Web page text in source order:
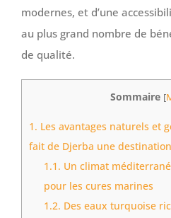
modernes, et d’une
au plus grand nombre de
de qualité.
Sommaire [
1. Les avantages naturels et
fait de Djerba une
1.1. Un climat
pour les cures marines
1.2. Des eaux turquoise